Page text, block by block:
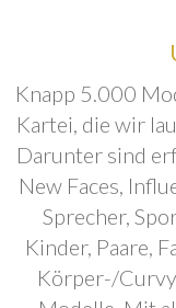
Knapp 5.000
Kartei, die wir
Darunter sind
New Faces,
Sprecher,
Kinder, Paare,
Körper-/